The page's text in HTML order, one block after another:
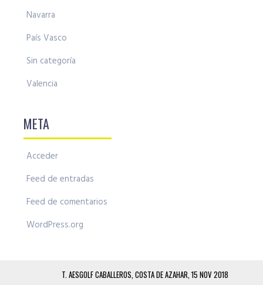
Navarra
País Vasco
Sin categoría
Valencia
META
Acceder
Feed de entradas
Feed de comentarios
WordPress.org
T. AESGOLF CABALLEROS, COSTA DE AZAHAR, 15 NOV 2018